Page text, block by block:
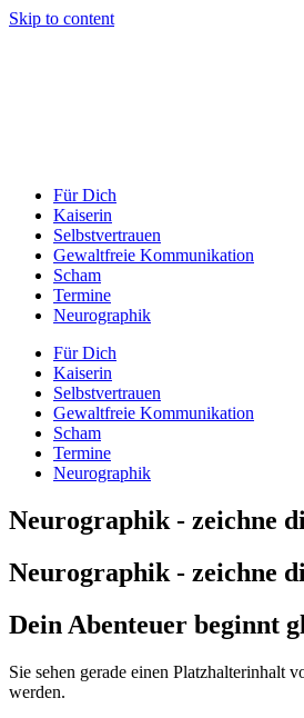
Skip to content
Für Dich
Kaiserin
Selbstvertrauen
Gewaltfreie Kommunikation
Scham
Termine
Neurographik
Für Dich
Kaiserin
Selbstvertrauen
Gewaltfreie Kommunikation
Scham
Termine
Neurographik
Neurographik - zeichne
Neurographik - zeichne
Dein Abenteuer beginnt
Sie sehen gerade einen Platzhalterinhalt
werden.